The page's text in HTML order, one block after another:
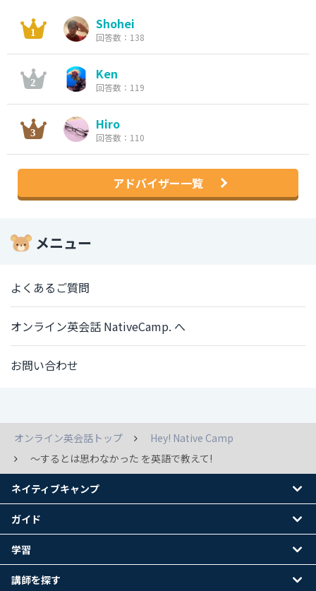
Shohei
回答数：138
Ken
回答数：119
Hiro
回答数：110
アドバイザー一覧
メニュー
よくあるご質問
オンライン英会話 NativeCamp. へ
お問い合わせ
オンライン英会話トップ
Hey! Native Camp
～するとは思わなかった を英語で教えて!
ネイティブキャンプ
ガイド
学習
講師を探す